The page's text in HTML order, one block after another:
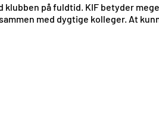
på fuldtid. KIF betyder
med dygtige kolleger. At